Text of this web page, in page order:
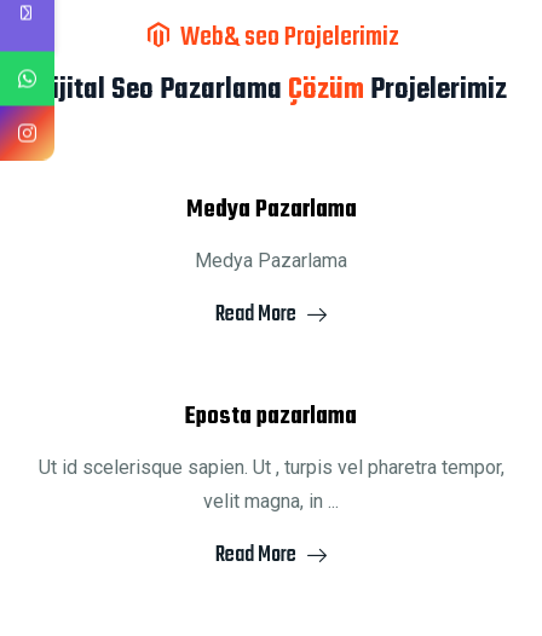
Web& seo Projelerimiz
Dijital Seo PazarlamaÇözümProjelerimiz
Medya Pazarlama
Medya Pazarlama
Read More
Eposta pazarlama
Ut id scelerisque sapien. Ut , turpis vel pharetra tempor,
velit magna, in ...
Read More